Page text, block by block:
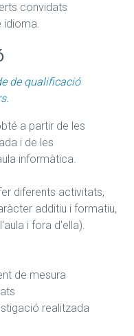
convidats
idioma.
de qualificació
a partir de les
i de les
informàtica.
diferents activitats,
additiu i formatiu,
i fora d'ella).
de mesura
realitzada